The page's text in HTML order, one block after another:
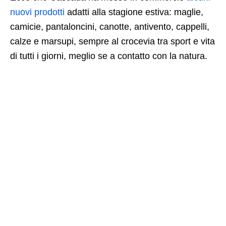
nuovi prodotti adatti alla stagione estiva: maglie,
camicie, pantaloncini, canotte, antivento, cappelli,
calze e marsupi, sempre al crocevia tra sport e vita
di tutti i giorni, meglio se a contatto con la natura.